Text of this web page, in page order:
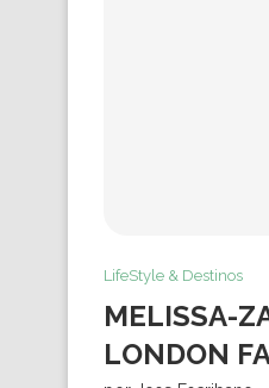
LifeStyle & Destinos
MELISSA-
LONDON